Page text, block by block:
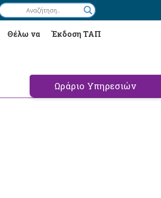
Θέλω να Έκδοση ΤΑΠ
Ωράριο Υπηρεσιών